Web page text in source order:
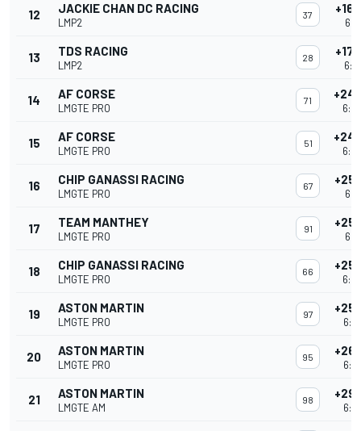
12 JACKIE CHAN DC RACING
LMP2
37 +16
13 TDS RACING
LMP2
28 +17
14 AF CORSE
LMGTE PRO
71 +24
15 AF CORSE
LMGTE PRO
51 +24
16 CHIP GANASSI RACING
LMGTE PRO
67 +25
17 TEAM MANTHEY
LMGTE PRO
91 +25
18 CHIP GANASSI RACING
LMGTE PRO
66 +25
19 ASTON MARTIN
LMGTE PRO
97 +25
20 ASTON MARTIN
LMGTE PRO
95 +26
21 ASTON MARTIN
LMGTE AM
98 +29